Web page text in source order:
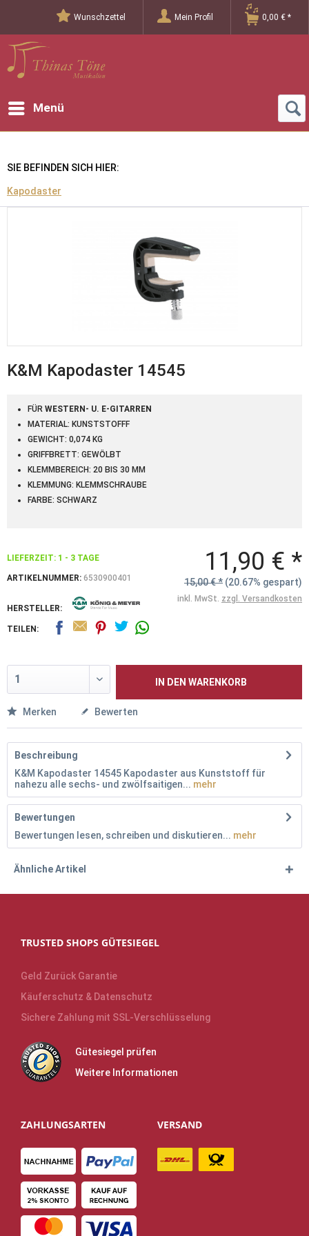
Wunschzettel Mein Profil 0,00 € *
Menü
SIE BEFINDEN SICH HIER:
Kapodaster
K&M Kapodaster 14545
FÜR WESTERN- U. E-GITARREN
MATERIAL: KUNSTSTOFFF
GEWICHT: 0,074 KG
GRIFFBRETT: GEWÖLBT
KLEMMBEREICH: 20 BIS 30 MM
KLEMMUNG: KLEMMSCHRAUBE
FARBE: SCHWARZ
LIEFERZEIT: 1 - 3 TAGE
ARTIKELNUMMER: 6530900401
HERSTELLER:
11,90 € *
15,00 € * (20.67% gespart)
inkl. MwSt. zzgl. Versandkosten
TEILEN:
IN DEN WARENKORB
Merken Bewerten
Beschreibung
K&M Kapodaster 14545 Kapodaster aus Kunststoff für
nahezu alle sechs- und zwölfsaitigen... mehr
Bewertungen
Bewertungen lesen, schreiben und diskutieren... mehr
Ähnliche Artikel
TRUSTED SHOPS GÜTESIEGEL
Geld Zurück Garantie
Käuferschutz & Datenschutz
Sichere Zahlung mit SSL-Verschlüsselung
Gütesiegel prüfen
Weitere Informationen
ZAHLUNGSARTEN VERSAND